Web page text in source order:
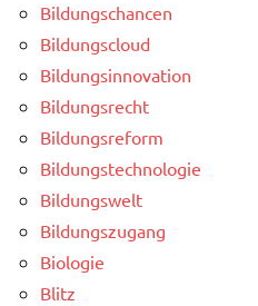
Bildungschancen
Bildungscloud
Bildungsinnovation
Bildungsrecht
Bildungsreform
Bildungstechnologie
Bildungswelt
Bildungszugang
Biologie
Blitz